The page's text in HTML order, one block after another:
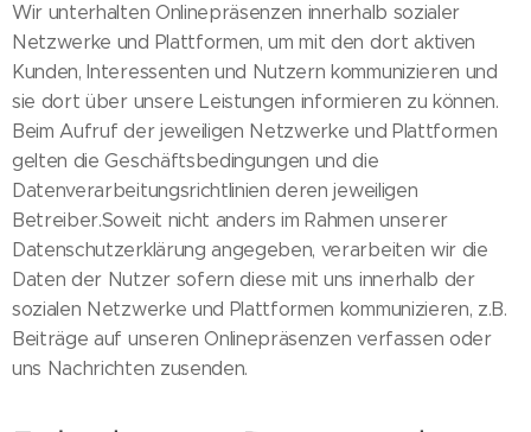
Wir unterhalten Onlinepräsenzen innerhalb sozialer
Netzwerke und Plattformen, um mit den dort aktiven
Kunden, Interessenten und Nutzern kommunizieren und
sie dort über unsere Leistungen informieren zu können.
Beim Aufruf der jeweiligen Netzwerke und Plattformen
gelten die Geschäftsbedingungen und die
Datenverarbeitungsrichtlinien deren jeweiligen
Betreiber.Soweit nicht anders im Rahmen unserer
Datenschutzerklärung angegeben, verarbeiten wir die
Daten der Nutzer sofern diese mit uns innerhalb der
sozialen Netzwerke und Plattformen kommunizieren, z.B.
Beiträge auf unseren Onlinepräsenzen verfassen oder
uns Nachrichten zusenden.